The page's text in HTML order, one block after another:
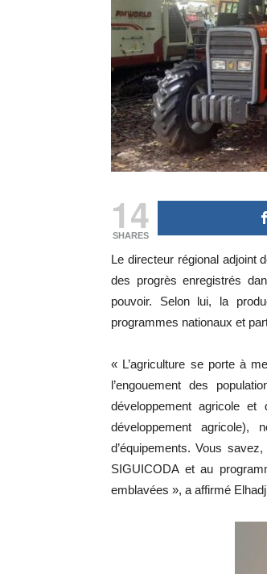
14
SHARES
Le directeur régional adjoint
des progrès enregistrés
pouvoir. Selon lui, la
programmes nationaux et
« L’agriculture se porte à
l’engouement des
développement agricole
développement
d’équipements. Vous
SIGUICODA et au
emblavées », a affirmé